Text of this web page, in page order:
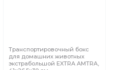
Транспортировочный бокс
для домашних животных
экстрабольшой EXTRA AMTRA,